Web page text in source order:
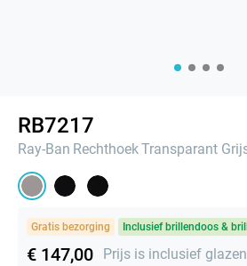
RB7217
Ray-Ban RechthoekTransparant
Gratis bezorging Inclusief brillendoos &
€ 147,00 Prijs is inclusief